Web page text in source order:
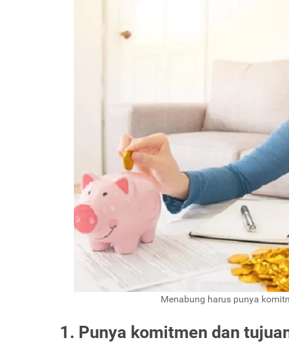
Menabung harus punya
1. Punya komitmen dan